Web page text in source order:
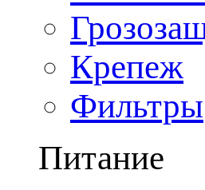
Крепеж
Фильтры
Питание